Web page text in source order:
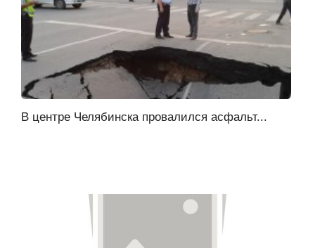
В центре Челябинска провалился асфальт...